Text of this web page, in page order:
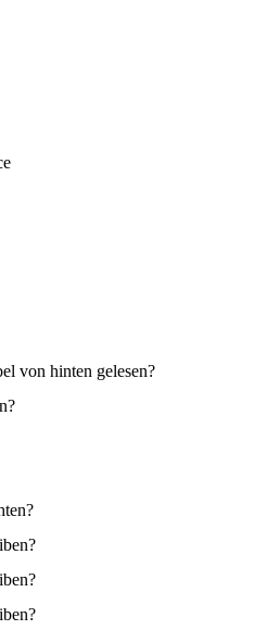
von hinten gelesen?